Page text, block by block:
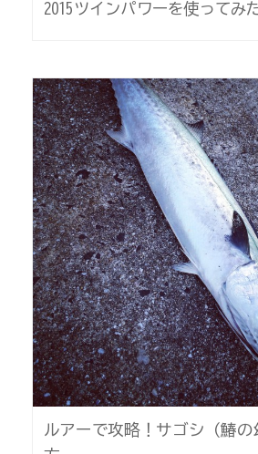
2015ツインパワーを使ってみ
ルアーで攻略！サゴシ（鰆の